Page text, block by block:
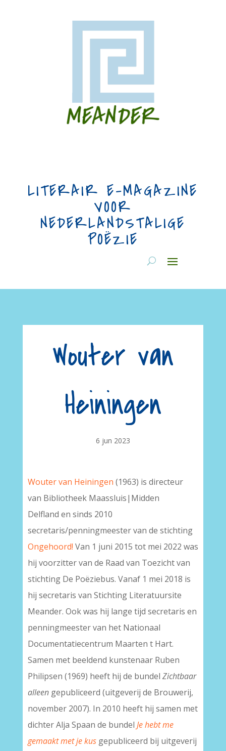
LITERAIR E-MAGAZINE
VOOR
NEDERLANDSTALIGE
POËZIE
Wouter van
Heiningen
6 jun 2023
Wouter van Heiningen (1963) is directeur
van Bibliotheek Maassluis|Midden
Delfland en sinds 2010
secretaris/penningmeester van de stichting
Ongehoord! Van 1 juni 2015 tot mei 2022 was
hij voorzitter van de Raad van Toezicht van
stichting De Poëziebus. Vanaf 1 mei 2018 is
hij secretaris van Stichting Literatuursite
Meander. Ook was hij lange tijd secretaris en
penningmeester van het Nationaal
Documentatiecentrum Maarten t Hart.
Samen met beeldend kunstenaar Ruben
Philipsen (1969) heeft hij de bundel Zichtbaar
alleengepubliceerd (uitgeverij de Brouwerij,
november 2007). In 2010 heeft hij samen met
dichter Alja Spaan de bundel Je hebt me
gemaakt met je kusgepubliceerd bij uitgeverij